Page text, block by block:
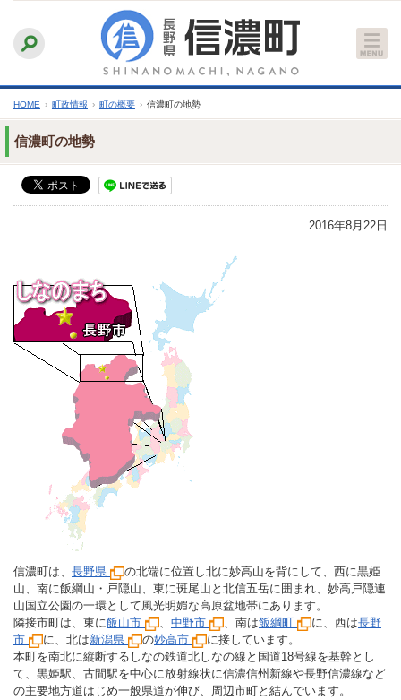
文
へ
ふりがなをつける
文字サイズ
縮小 標準 拡大
HOME › 町政情報 › 町の概要 › 信濃町の地勢
信濃町の地勢
2016年8月22日
信濃町は、 長野県
の北端に位置し北に妙高山を背にして、西に黒姫
山、南に飯綱山・戸隠山、東に斑尾山と北信五岳に囲まれ、妙高戸隠連
山国立公園の一環として風光明媚な高原盆地帯にあります。
隣接市町は、東に飯山市 、 中野市 、南は飯綱町 に、西は長野
市
に、北は新潟県 の妙高市
に接しています。
本町を南北に縦断するしなの鉄道北しなの線と国道18号線を基幹とし
て、黒姫駅、古間駅を中心に放射線状に信濃信州新線や長野信濃線など
の主要地方道はじめ一般県道が伸び、周辺市町と結んでいます。